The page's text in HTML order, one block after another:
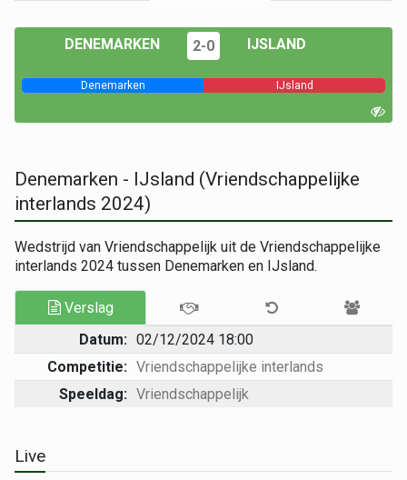
DENEMARKEN 2-0 IJSLAND
Denemarken IJsland
Denemarken - IJsland (Vriendschappelijke
interlands 2024)
Wedstrijd van Vriendschappelijk uit de Vriendschappelijke
interlands 2024 tussen Denemarken en IJsland.
Verslag
Datum: 02/12/2024 18:00
Competitie: Vriendschappelijke interlands
Speeldag: Vriendschappelijk
Live